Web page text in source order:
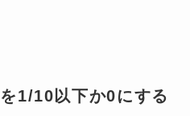
1/10以下か0にする